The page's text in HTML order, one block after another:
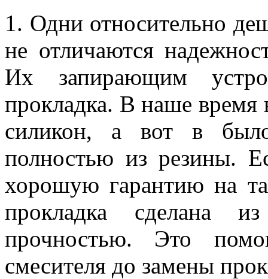
1. Одни относительно
не отличаются
Их запирающим
прокладка. В наше время
силикон, а вот в
полностью из резины.
хорошую гарантию на
прокладка сделана
прочностью. Это
смесителя до замены